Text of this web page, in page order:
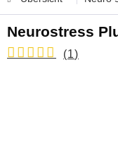
Neurostress
(1)